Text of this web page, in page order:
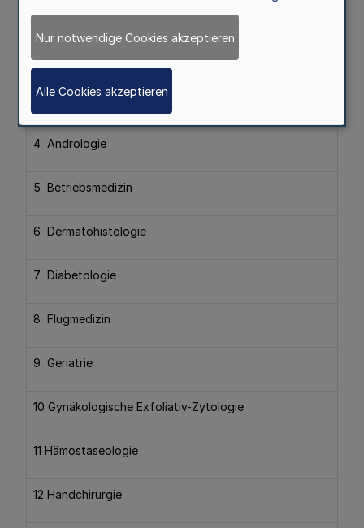
1 Ärztliches Qualitätsmanagement
3 Allergologie
4 Andrologie
5 Betriebsmedizin
6 Dermatohistologie
7 Diabetologie
8 Flugmedizin
9 Geriatrie
10 Gynäkologische Exfoliativ-Zytologie
11 Hämostaseologie
12 Handchirurgie
Nur notwendige Cookies akzeptieren
Alle Cookies akzeptieren